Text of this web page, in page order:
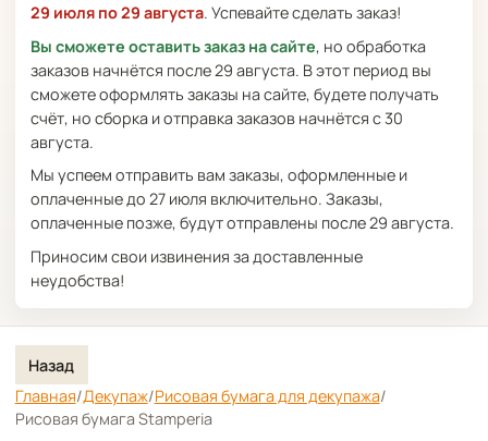
29 июля по 29 августа. Успевайте сделать заказ!
Вы сможете оставить заказ на сайте, но обработка
заказов начнётся после 29 августа. В этот период вы
сможете оформлять заказы на сайте, будете получать
счёт, но сборка и отправка заказов начнётся с 30
августа.
Мы успеем отправить вам заказы, оформленные и
оплаченные до 27 июля включительно. Заказы,
оплаченные позже, будут отправлены после 29 августа.
Приносим свои извинения за доставленные
неудобства!
Назад
Главная/Декупаж/Рисовая бумага для декупажа/
Рисовая бумага Stamperia